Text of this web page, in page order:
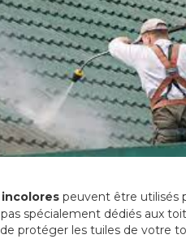
incolores peuvent être utilisés
spécialement dédiés aux
protéger les tuiles de votre